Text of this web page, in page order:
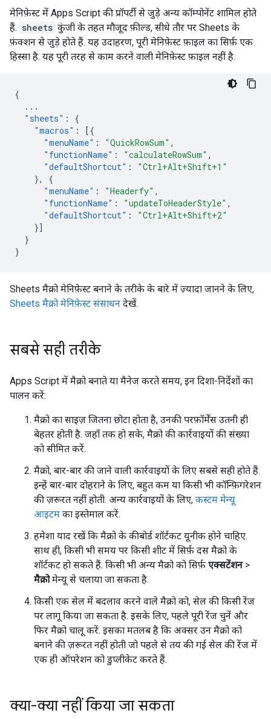
मेनिफ़ेस्ट में Apps Script की प्रॉपर्टी से जुड़े अन्य कॉम्पोनेंट शामिल होते
हैं. sheets कुंजी के तहत मौजूद फ़ील्ड, सीधे तौर पर Sheets के
फ़ंक्शन से जुड़े होते हैं. यह उदाहरण, पूरी मेनिफ़ेस्ट फ़ाइल का सिर्फ़ एक
हिस्सा है. यह पूरी तरह से काम करने वाली मेनिफ़ेस्ट फ़ाइल नहीं है.
{
...
"sheets" :
{
"macros" :
[{
"menuName" : "QuickRowSum" ,
"functionName" : "calculateRowSum" ,
"defaultShortcut" :
"Ctrl+Alt+Shift+1"
},
{
"menuName" : "Headerfy" ,
"functionName" : "updateToHeaderStyle" ,
"defaultShortcut" :
"Ctrl+Alt+Shift+2"
}]
}
}
Sheets मैक्रो मेनिफ़ेस्ट बनाने के तरीके के बारे में ज़्यादा जानने के लिए,
Sheets मैक्रो मेनिफ़ेस्ट संसाधन देखें.
सबसे सही तरीके
Apps Script में मैक्रो बनाते या मैनेज करते समय, इन दिशा-निर्देशों का
पालन करें:
मैक्रो का साइज़ जितना छोटा होता है, उनकी परफ़ॉर्मेंस उतनी ही
बेहतर होती है. जहाँ तक हो सके, मैक्रो की कार्रवाइयों की संख्या
को सीमित करें.
मैक्रो, बार-बार की जाने वाली कार्रवाइयों के लिए सबसे सही होते हैं.
इन्हें बार-बार दोहराने के लिए, बहुत कम या किसी भी कॉन्फ़िगरेशन
की ज़रूरत नहीं होती. अन्य कार्रवाइयों के लिए, कस्टम मेन्यू
आइटम का इस्तेमाल करें.
हमेशा याद रखें कि मैक्रो के कीबोर्ड शॉर्टकट यूनीक होने चाहिए.
साथ ही, किसी भी समय पर किसी शीट में सिर्फ़ दस मैक्रो के
शॉर्टकट हो सकते हैं. किसी भी अन्य मैक्रो को सिर्फ़ एक्सटेंशन >
मैक्रोमेन्यू से चलाया जा सकता है.
किसी एक सेल में बदलाव करने वाले मैक्रो को, सेल की किसी रेंज
पर लागू किया जा सकता है. इसके लिए, पहले पूरी रेंज चुनें और
फिर मैक्रो चालू करें. इसका मतलब है कि अक्सर उन मैक्रो को
बनाने की ज़रूरत नहीं होती जो पहले से तय की गई सेल की रेंज में
एक ही ऑपरेशन को डुप्लीकेट करते हैं.
क्या-क्या नहीं किया जा सकता